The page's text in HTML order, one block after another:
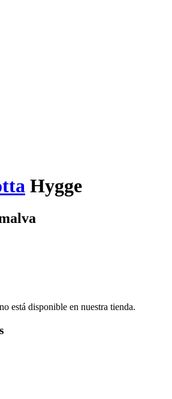
Hygge
está disponible en nuestra tienda.